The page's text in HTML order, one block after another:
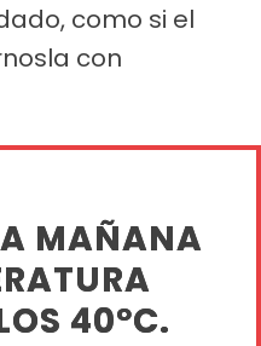
como si el
con
MAÑANA
40ºC.